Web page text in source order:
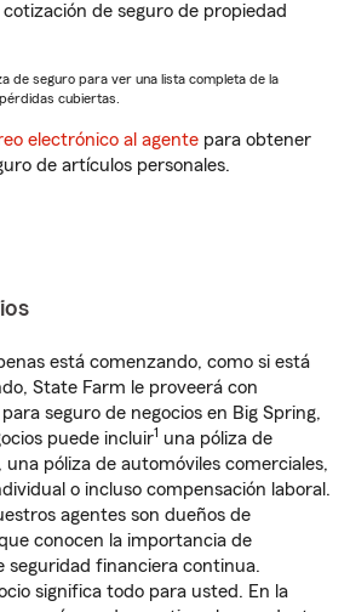
de seguro de propiedad
de seguro para ver una lista completa de la
cubiertas.
electrónico al agente para obtener
de artículos personales.
está comenzando, como si está
State Farm le proveerá con
seguro de negocios en Big Spring,
puede incluir1 una póliza de
póliza de automóviles comerciales,
o incluso compensación laboral.
agentes son dueños de
conocen la importancia de
seguridad financiera continua.
significa todo para usted. En la